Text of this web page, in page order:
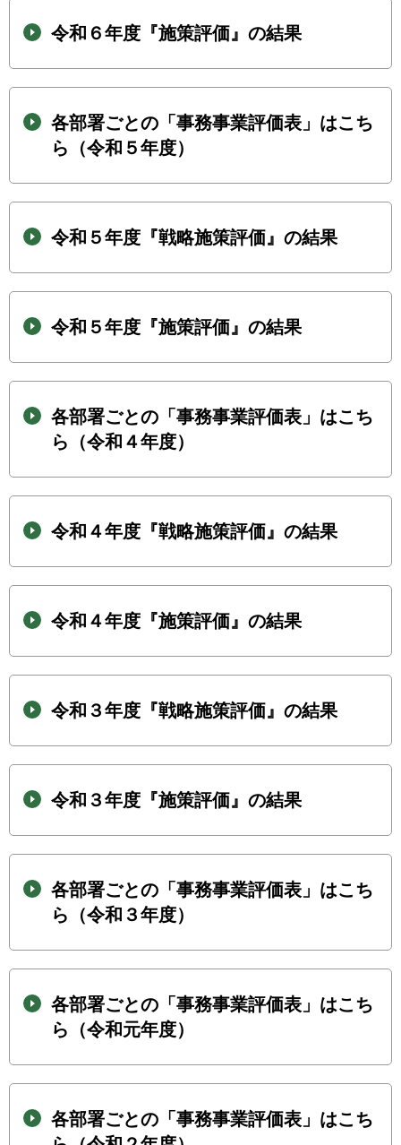
令和６年度『施策評価』の結果
各部署ごとの「事務事業評価表」はこち
ら（令和５年度）
令和５年度『戦略施策評価』の結果
令和５年度『施策評価』の結果
各部署ごとの「事務事業評価表」はこち
ら（令和４年度）
令和４年度『戦略施策評価』の結果
令和４年度『施策評価』の結果
令和３年度『戦略施策評価』の結果
令和３年度『施策評価』の結果
各部署ごとの「事務事業評価表」はこち
ら（令和３年度）
各部署ごとの「事務事業評価表」はこち
ら（令和元年度）
各部署ごとの「事務事業評価表」はこち